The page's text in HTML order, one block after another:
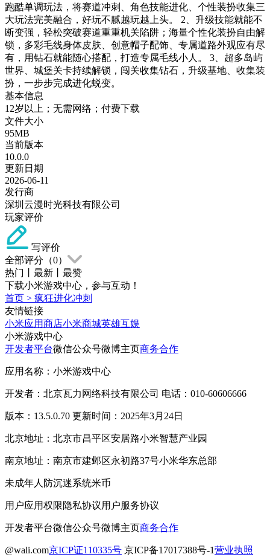
跑酷单调玩法，将赛道冲刺、角色技能进化、个性装扮收集三
大玩法完美融合，好玩不腻越玩越上头。 2、升级技能就能不
断变强，轻松突破赛道重重机关陷阱；海量个性化装扮自由解
锁，多彩毛线身体皮肤、创意帽子配饰、专属道路外观应有尽
有，用钻石就能随心搭配，打造专属毛线小人。 3、超多岛屿
世界、城堡关卡持续解锁，闯关收集钻石，升级基地、收集装
扮，一步步完成进化蜕变。
基本信息
12岁以上；无需网络；付费下载
文件大小
95MB
当前版本
10.0.0
更新日期
2026-06-11
发行商
深圳云漫时光科技有限公司
玩家评价
写评价
全部评分（0）
热门
最新
最赞
下载小米游戏中心，参与互动！
首页 > 疯狂进化冲刺
友情链接
小米应用商店小米商城英雄互娱
小米游戏中心
开发者平台微信公众号微博主页商务合作
应用名称：小米游戏中心
开发者：北京瓦力网络科技有限公司 电话：010-60606666
版本：13.5.0.70 更新时间：2025年3月24日
北京地址：北京市昌平区安居路小米智慧产业园
南京地址：南京市建邺区永初路37号小米华东总部
未成年人防沉迷系统米币
用户应用权限隐私协议用户服务协议
开发者平台微信公众号微博主页商务合作
@wali.com京ICP证110335号 京ICP备17017388号-1营业执照